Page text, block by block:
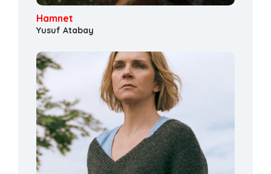
Hamnet
Yusuf Atabay